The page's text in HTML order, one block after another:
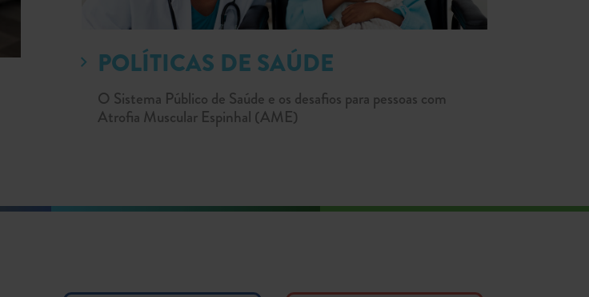
POLÍTICAS DE SAÚDE
O Sistema Público de Saúde e os desafios para pessoas com
Atrofia Muscular Espinhal (AME)